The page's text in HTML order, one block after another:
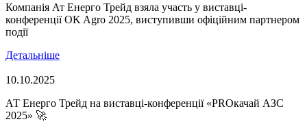
Компанія Ат Енерго Трейд взяла участь у виставці-
конференції OK Agro 2025, виступивши офіційним партнером
події
Детальніше
10.10.2025
АТ Енерго Трейд на виставці-конференції «PROкачай АЗС
2025» 🚀